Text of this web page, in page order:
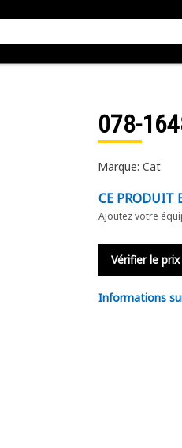
078-
Marque: Cat
CE PRODUIT
Ajoutez votre
Vérifier le prix
Informations